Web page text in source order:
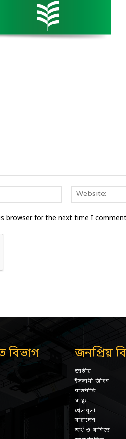
Email:*
browser for the next time I
বিভাগ জনপ্রিয়
জাতীয়
ইসলামী জীবন
রাজনীতি
স্বাস্থ্য
খেলাধুলা
সারাদেশ
অর্থ ও বানিজ্য